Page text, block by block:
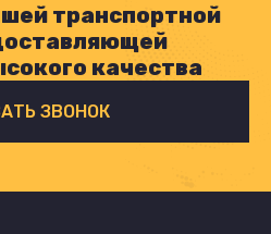
транспортной
качества
ЗВОНОК